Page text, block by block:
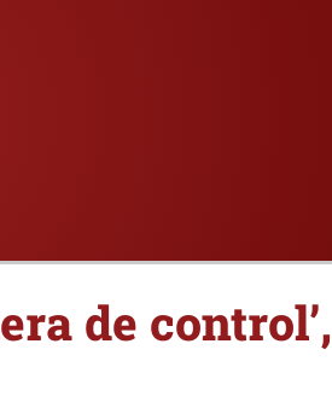
de control’,